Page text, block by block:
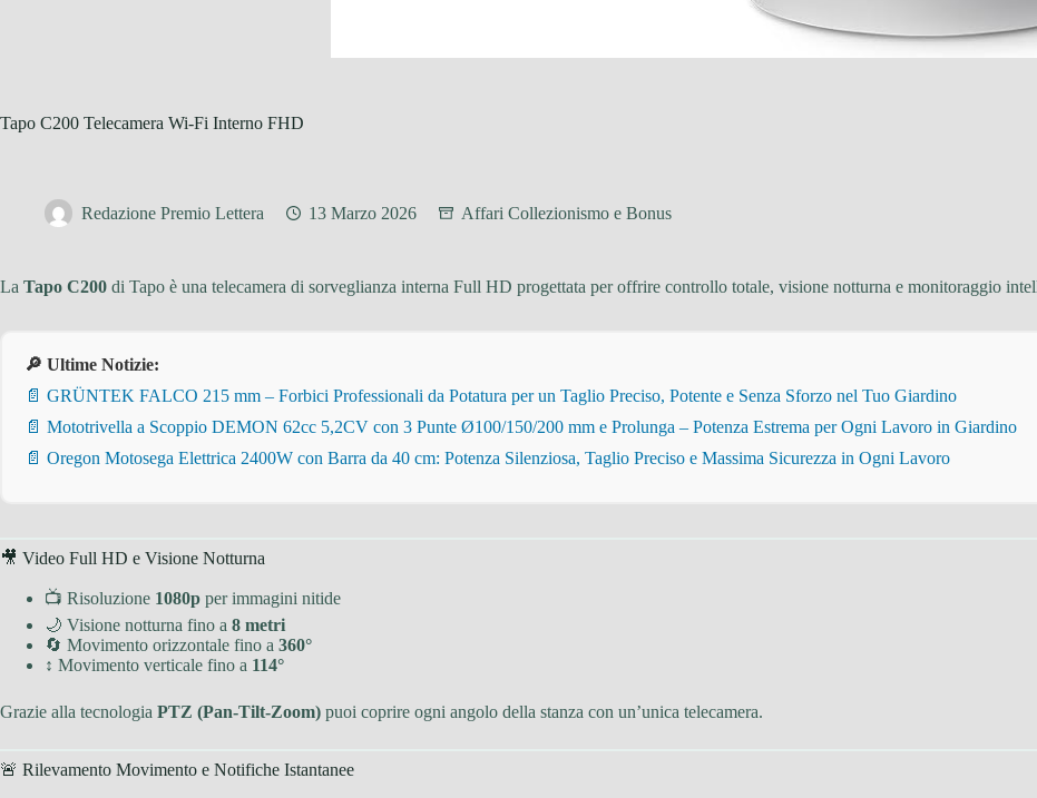
Tapo C200 Telecamera Wi-Fi Interno FHD
Redazione Premio Lettera 13 Marzo 2026 Affari Collezionismo e Bonus
La Tapo C200 di Tapo è una telecamera di sorveglianza interna Full HD progettata per offrire controllo totale, visione notturna e monitoraggio
🔎 Ultime Notizie:
📄 GRÜNTEK FALCO 215 mm – Forbici Professionali da Potatura per un Taglio Preciso, Potente e Senza Sforzo nel Tuo Giardino
📄 Mototrivella a Scoppio DEMON 62cc 5,2CV con 3 Punte Ø100/150/200 mm e Prolunga – Potenza Estrema per Ogni Lavoro in Giardino
📄 Oregon Motosega Elettrica 2400W con Barra da 40 cm: Potenza Silenziosa, Taglio Preciso e Massima Sicurezza in Ogni Lavoro
🎥 Video Full HD e Visione Notturna
📺 Risoluzione 1080p per immagini nitide
🌙 Visione notturna fino a 8 metri
🔄 Movimento orizzontale fino a 360°
↕ Movimento verticale fino a 114°
Grazie alla tecnologia PTZ (Pan-Tilt-Zoom) puoi coprire ogni angolo della stanza con un’unica telecamera.
🚨 Rilevamento Movimento e Notifiche Istantanee